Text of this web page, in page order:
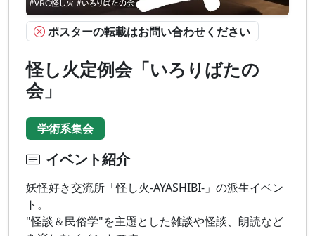
ポスターの転載はお問い合わせください
怪し火定例会「いろりばたの
会」
学術系集会
イベント紹介
妖怪好き交流所「怪し火-AYASHIBI-」の派生イベン
ト。
"怪談＆民俗学"を主題とした雑談や怪談、朗読など